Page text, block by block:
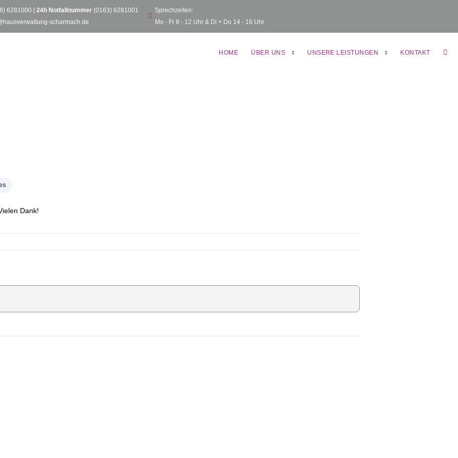
6281000 24h Notfallnummer (0163) 6281001
scharmach.de
Sprechzeiten:
Mo - Fr 8 - 12 Uhr & Di + Do 14 - 16 Uhr
HOME ÜBER UNS UNSERE LEISTUNGEN KONTAKT
Dank!